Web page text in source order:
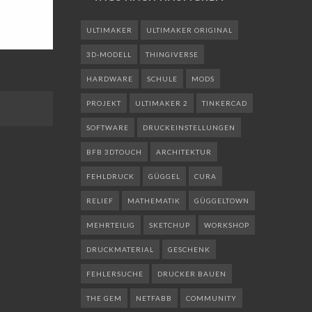
ULTIMAKER ULTIMAKER ORIGINAL
3D-MODELL THINGIVERSE
HARDWARE SCHULE MODS
PROJEKT ULTIMAKER 2 TINKERCAD
SOFTWARE DRUCKEINSTELLUNGEN
BFB 3DTOUCH ARCHITEKTUR
FEHLDRUCK GÜGGEL CURA
RELIEF MATHEMATIK GÜGGELTOWN
MEHRTEILIG SKETCHUP WORKSHOP
DRUCKMATERIAL GESCHENK
FEHLERSUCHE DRUCKER BAUEN
THE GEM NETFABB COMMUNITY